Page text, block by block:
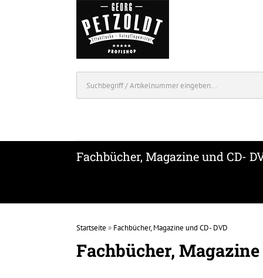
Fachbücher, Magazine und CD-
Startseite » Fachbücher, Magazine und CD- DVD
Fachbücher,